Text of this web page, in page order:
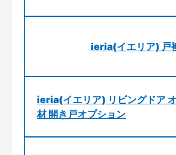
ieria(イエリア) 戸
ieria(イエリア) リビングドア
材 開き戸オプション